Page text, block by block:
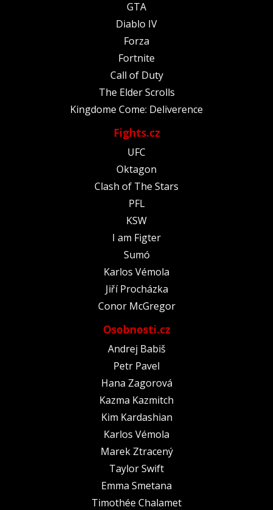
GTA
Diablo IV
Forza
Fortnite
Call of Duty
The Elder Scrolls
Kingdome Come: Deliverence
Fights.cz
UFC
Oktagon
Clash of The Stars
PFL
KSW
I am Figter
Sumó
Karlos Vémola
Jiří Procházka
Conor McGregor
Osobnosti.cz
Andrej Babiš
Petr Pavel
Hana Zagorová
Kazma Kazmitch
Kim Kardashian
Karlos Vémola
Marek Ztracený
Taylor Swift
Emma Smetana
Timothée Chalamet